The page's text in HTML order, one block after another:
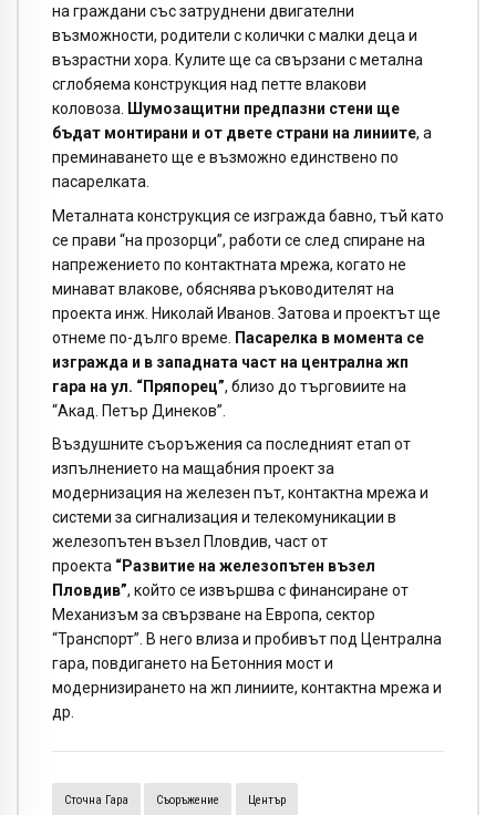
на граждани със затруднени двигателни
възможности, родители с колички с малки деца и
възрастни хора. Кулите ще са свързани с метална
сглобяема конструкция над петте влакови
коловоза.
Шумозащитни предпазни стени ще
бъдат монтирани и от двете страни на линиите, а
преминаването ще е възможно единствено по
пасарелката.
Металната конструкция се изгражда бавно, тъй като
се прави “на прозорци”, работи се след спиране на
напрежението по контактната мрежа, когато не
минават влакове, обяснява ръководителят на
проекта инж. Николай Иванов. Затова и проектът ще
отнеме по-дълго време.
Пасарелка в момента се
изгражда и в западната част на централна жп
гара на ул. “Пряпорец”, близо до търговиите на
“Акад. Петър Динеков”.
Въздушните съоръжения са последният етап от
изпълнението на мащабния проект за
модернизация на железен път, контактна мрежа и
системи за сигнализация и телекомуникации в
железопътен възел Пловдив, част от
проекта “Развитие на железопътен възел
Пловдив”, който се извършва с финансиране от
Механизъм за свързване на Европа, сектор
“Транспорт”. В него влиза и пробивът под Централна
гара, повдигането на Бетонния мост и
модернизирането на жп линиите, контактна мрежа и
др.
Сточна Гара Съоръжение Център